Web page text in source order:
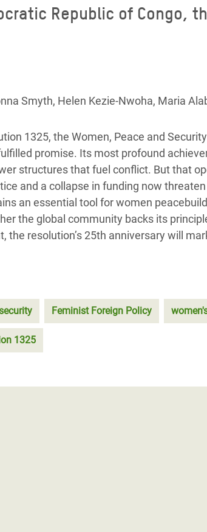
y Alimentaria
Rohinyá
Republic of Congo,
Smyth, Helen Kezie-Nwoha, Maria
1325, the Women, Peace and
promise. Its most profound
structures that fuel conflict. But that
and a collapse in funding now
an essential tool for women
the global community backs its
resolution’s 25th anniversary will
Feminist Foreign Policy
1325